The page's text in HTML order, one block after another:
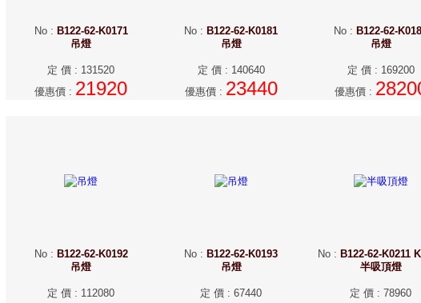
No: B122-62-K0171
吊燈
定 價 : 131520
優惠價 : 21920
No : B122-62-K0181
吊燈
定 價: 140640
優惠價: 23440
No : B122-62-
吊燈
定 價: 169200
優惠價:
No: B122-62-K0192
吊燈
定 價 : 112080
No : B122-62-K0193
吊燈
定 價 : 67440
No : B122-62-K0211
半吸頂燈
定 價 : 78960